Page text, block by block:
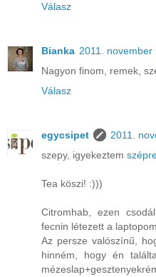
Válasz
Bianka 2011. november
Nagyon finom, remek,
Válasz
egycsipet
2011.
szepy, igyekeztem
Tea köszi! :)))
Citromhab, ezen
fecnin létezett a
Az persze valószínű,
hinném, hogy én